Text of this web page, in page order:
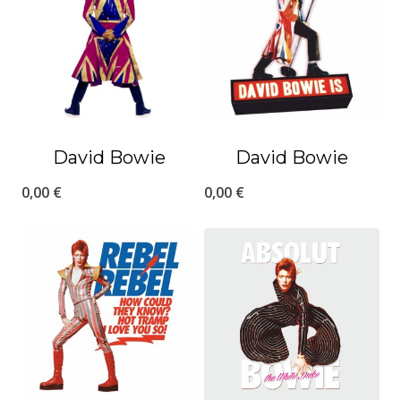
David Bowie
0,00 €
David Bowie
0,00 €